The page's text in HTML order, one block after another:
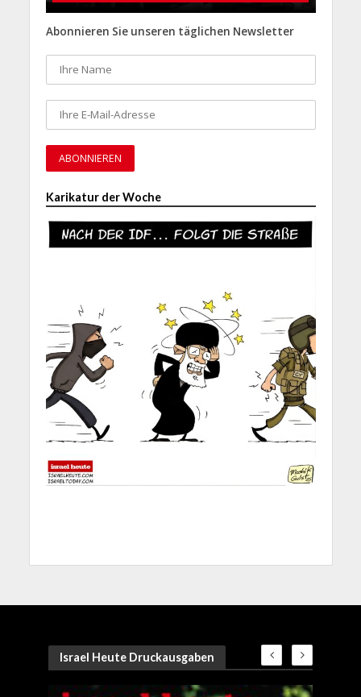
Abonnieren Sie unseren täglichen Newsletter
Karikatur der Woche
Israel Heute Druckausgaben